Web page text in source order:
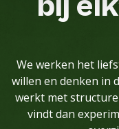
We werken het
willen en denken in
werkt met
vindt dan